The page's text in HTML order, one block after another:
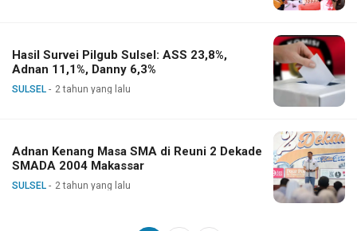
Hasil Survei Pilgub Sulsel: ASS 23,8%,
Adnan 11,1%, Danny 6,3%
SULSEL 2 tahun yang lalu
Adnan Kenang Masa SMA di Reuni 2 Dekade
SMADA 2004 Makassar
SULSEL 2 tahun yang lalu